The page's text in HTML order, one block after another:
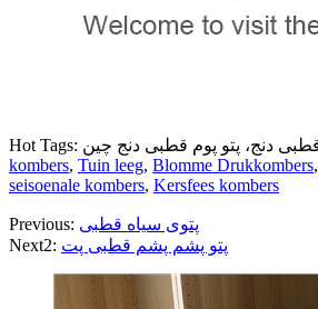
kombers, Tuin leeg, Blomme Drukkombers,
seisoenale kombers, Kersfees kombers
Previous: پتوی سیاه قطبی
Next2: پتو پشم پشم قطبی پت